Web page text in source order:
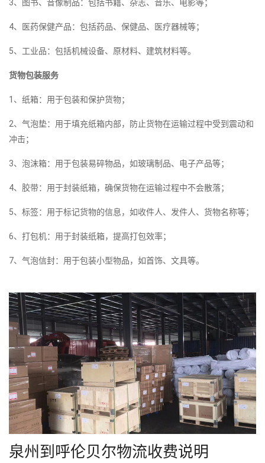
3、图书、音像制品：包括书籍、杂志、音乐、电影等；
4、医药保健产品：包括药品、保健品、医疗器械等；
5、工业品：包括机械设备、原材料、建筑材料等。
货物包装服务
1、纸箱：用于包装和保护货物；
2、气泡垫：用于填充纸箱内部，防止货物在运输过程中受到震动和
冲击；
3、泡沫箱：用于包装易碎物品，如玻璃制品、电子产品等；
4、胶带：用于封装纸箱，确保货物在运输过程中不会散落；
5、标签：用于标记货物的信息，如收件人、发件人、货物名称等；
6、打包机：用于封装纸箱，提高打包效率；
7、气泡信封：用于包装小型物品，如首饰、文具等。
泉州到呼伦贝尔物流收费说明